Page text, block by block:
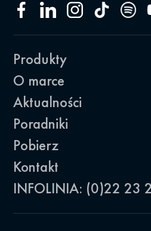
Produkty
O marce
Aktualności
Poradniki
Pobierz
Kontakt
INFOLINIA: (0)22 23